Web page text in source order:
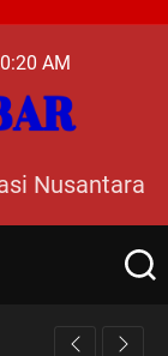
:22 AM
Nusantara
S
r